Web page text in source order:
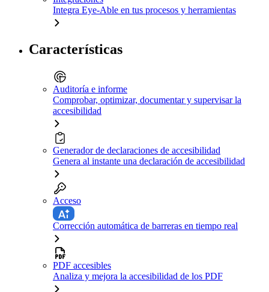
Integra Eye-Able en tus procesos y herramientas
Características
Auditoría e informe
Comprobar, optimizar, documentar y supervisar la
accesibilidad
Generador de declaraciones de accesibilidad
Genera al instante una declaración de accesibilidad
Acceso
Corrección automática de barreras en tiempo real
PDF accesibles
Analiza y mejora la accesibilidad de los PDF